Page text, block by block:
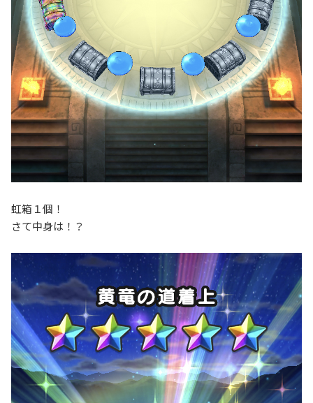
虹箱１個！
さて中身は！？